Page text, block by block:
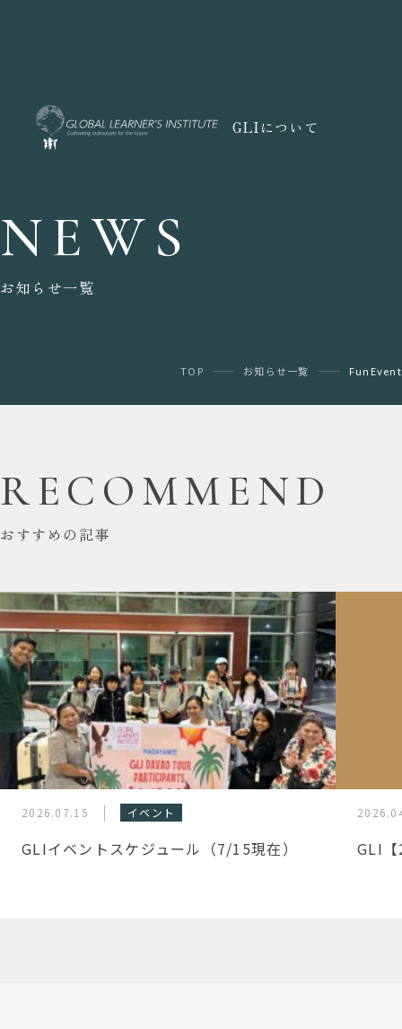
GLIについて
NEWS
お知らせ一覧
TOP お知らせ一覧 FunEvent
RECOMMEND
おすすめの記事
2026.07.15 イベント
GLIイベントスケジュール（7/15現在） GLI